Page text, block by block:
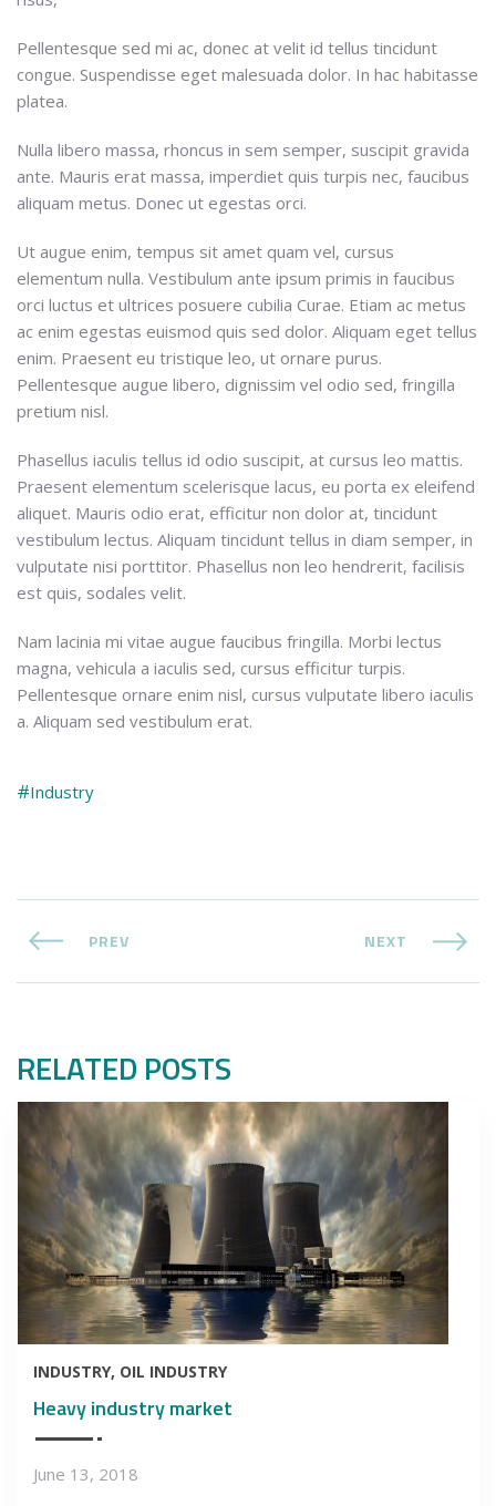
Pellentesque sed mi ac, donec at velit id tellus tincidunt
congue. Suspendisse eget malesuada dolor. In hac habitasse
platea.
Nulla libero massa, rhoncus in sem semper, suscipit gravida
ante. Mauris erat massa, imperdiet quis turpis nec, faucibus
aliquam metus. Donec ut egestas orci.
Ut augue enim, tempus sit amet quam vel, cursus
elementum nulla. Vestibulum ante ipsum primis in faucibus
orci luctus et ultrices posuere cubilia Curae. Etiam ac metus
ac enim egestas euismod quis sed dolor. Aliquam eget tellus
enim. Praesent eu tristique leo, ut ornare purus.
Pellentesque augue libero, dignissim vel odio sed, fringilla
pretium nisl.
Phasellus iaculis tellus id odio suscipit, at cursus leo mattis.
Praesent elementum scelerisque lacus, eu porta ex eleifend
aliquet. Mauris odio erat, efficitur non dolor at, tincidunt
vestibulum lectus. Aliquam tincidunt tellus in diam semper, in
vulputate nisi porttitor. Phasellus non leo hendrerit, facilisis
est quis, sodales velit.
Nam lacinia mi vitae augue faucibus fringilla. Morbi lectus
magna, vehicula a iaculis sed, cursus efficitur turpis.
Pellentesque ornare enim nisl, cursus vulputate libero iaculis
a. Aliquam sed vestibulum erat.
Industry
PREV NEXT
RELATED POSTS
INDUSTRY OIL INDUSTRY
Heavy industry market
June 13, 2018